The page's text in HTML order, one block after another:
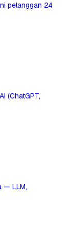
pelanggan 24
(ChatGPT,
— LLM,